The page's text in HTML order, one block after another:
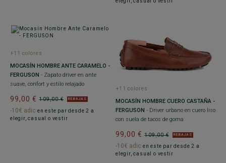
+11 colores
MOCASÍN HOMBRE ANTE CARAMELO -
FERGUSON - Zapato driver en ante
suave, confort y estilo relajado
109,00 €
99,00 € REBAJAS
-10€ adic en este par desde 2 a
elegir, casual o vestir
+11 colores
MOCASÍN HOMBRE CUERO CASTAÑA -
FERGUSON - Driver urbano en cuero liso
con suela de tacos de goma
109,00 €
99,00 € REBAJAS
-10€ adic en este par desde 2 a
elegir, casual o vestir